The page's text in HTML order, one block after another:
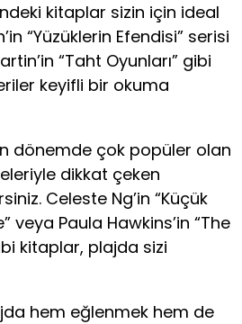
kitaplar sizin için ideal
“Yüzüklerin Efendisi” serisi
“Taht Oyunları” gibi
keyifli bir okuma
dönemde çok popüler olan
dikkat çeken
Celeste Ng’in “Küçük
veya Paula Hawkins’in “The
kitaplar, plajda sizi
hem eğlenmek hem de